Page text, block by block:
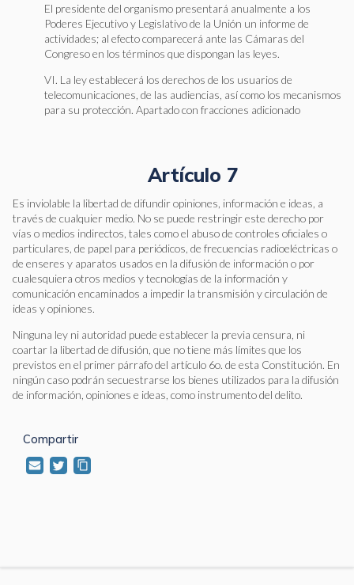
Compartir
El presidente del organismo presentará anualmente a los
Poderes Ejecutivo y Legislativo de la Unión un informe de
actividades; al efecto comparecerá ante las Cámaras del
Congreso en los términos que dispongan las leyes.
VI. La ley establecerá los derechos de los usuarios de
telecomunicaciones, de las audiencias, así como los mecanismos
para su protección. Apartado con fracciones adicionado
Artículo 7
Es inviolable la libertad de difundir opiniones, información e ideas, a
través de cualquier medio. No se puede restringir este derecho por
vías o medios indirectos, tales como el abuso de controles oficiales o
particulares, de papel para periódicos, de frecuencias radioeléctricas o
de enseres y aparatos usados en la difusión de información o por
cualesquiera otros medios y tecnologías de la información y
comunicación encaminados a impedir la transmisión y circulación de
ideas y opiniones.
Ninguna ley ni autoridad puede establecer la previa censura, ni
coartar la libertad de difusión, que no tiene más límites que los
previstos en el primer párrafo del artículo 6o. de esta Constitución. En
ningún caso podrán secuestrarse los bienes utilizados para la difusión
de información, opiniones e ideas, como instrumento del delito.